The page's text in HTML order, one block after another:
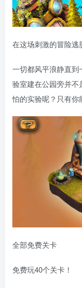
在这场刺激的冒险逃
一切都风平浪静直
验室建在公园旁并
怕的实验呢？只有你
全部免费关卡
免费玩40个关卡！